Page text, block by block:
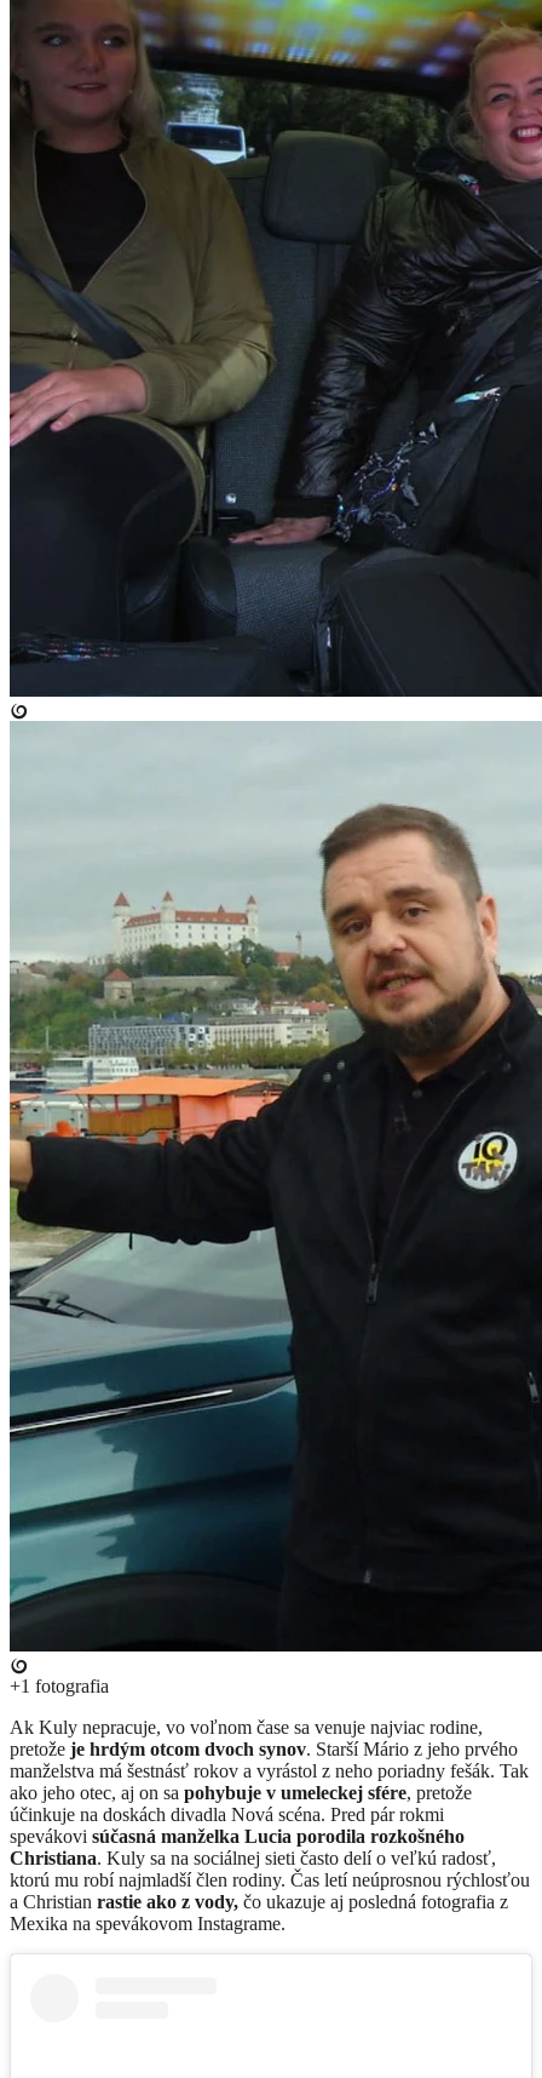
+1 fotografia
Ak Kuly nepracuje, vo voľnom čase sa venuje najviac rodine,
pretože je hrdým otcom dvoch synov. Starší Mário z jeho prvého
manželstva má šestnásť rokov a vyrástol z neho poriadny fešák. Tak
ako jeho otec, aj on sa pohybuje v umeleckej sfére, pretože
účinkuje na doskách divadla Nová scéna. Pred pár rokmi
spevákovi súčasná manželka Lucia porodila rozkošného
Christiana. Kuly sa na sociálnej sieti často delí o veľkú radosť,
ktorú mu robí najmladší člen rodiny. Čas letí neúprosnou rýchlosťou
a Christian rastie ako z vody, čo ukazuje aj posledná fotografia z
Mexika na spevákovom Instagrame.